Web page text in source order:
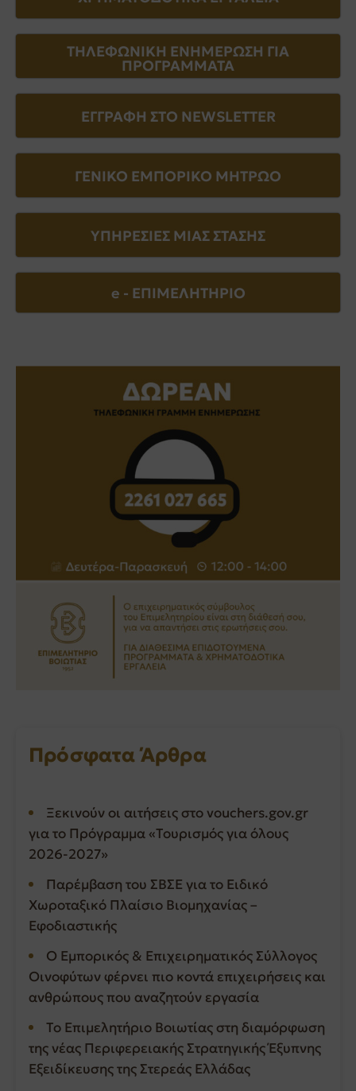
ΤΗΛΕΦΩΝΙΚΗ ΕΝΗΜΕΡΩΣΗ ΓΙΑ
ΠΡΟΓΡΑΜΜΑΤΑ
ΕΓΓΡΑΦΗ ΣΤΟ NEWSLETTER
ΓΕΝΙΚΟ ΕΜΠΟΡΙΚΟ ΜΗΤΡΩΟ
ΥΠΗΡΕΣΙΕΣ ΜΙΑΣ ΣΤΑΣΗΣ
e - EΠΙΜΕΛΗΤΗΡΙΟ
Πρόσφατα Άρθρα
Ξεκινούν οι αιτήσεις στο vouchers.gov.gr
για το Πρόγραμμα «Τουρισμός για όλους
2026-2027»
Παρέμβαση του ΣΒΣΕ για το Ειδικό
Χωροταξικό Πλαίσιο Βιομηχανίας –
Εφοδιαστικής
Ο Εμπορικός & Επιχειρηματικός Σύλλογος
Οινοφύτων φέρνει πιο κοντά επιχειρήσεις και
ανθρώπους που αναζητούν εργασία
Το Επιμελητήριο Βοιωτίας στη διαμόρφωση
της νέας Περιφερειακής Στρατηγικής Έξυπνης
Εξειδίκευσης της Στερεάς Ελλάδας